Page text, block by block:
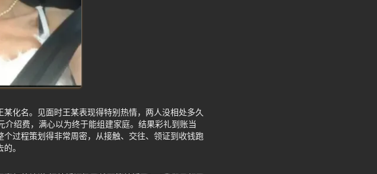
化名。见面时王某表现得特别热情，两人没相处多久
绍费，满心以为终于能组建家庭。结果彩礼到账当
过程策划得非常周密，从接触、交往、领证到收钱跑
。